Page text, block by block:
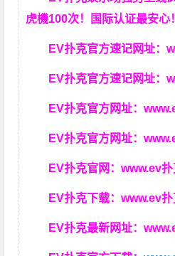
虎機100次！国际认证最安心！
EV扑克官方速记网址：
EV扑克官方速记网址：
EV扑克官方网址：
EV扑克官方网址：
EV扑克官网：www.ev
EV扑克下载：www.ev
EV扑克最新网址：